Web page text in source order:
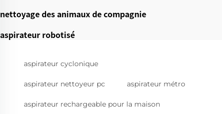
nettoyage des animaux de compagnie
aspirateur robotisé
aspirateur cyclonique
aspirateur nettoyeur pc aspirateur métro
aspirateur rechargeable pour la maison